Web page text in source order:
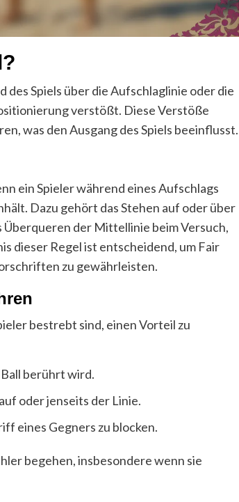
Spiels über die Aufschlaglinie oder die
verstößt. Diese Verstöße
was den Ausgang des Spiels beeinflusst.
ein Spieler während eines Aufschlags
Dazu gehört das Stehen auf oder über
Überqueren der Mittellinie beim Versuch,
dieser Regel ist entscheidend, um Fair
zu gewährleisten.
bestrebt sind, einen Vorteil zu
berührt wird.
oder jenseits der Linie.
eines Gegners zu blocken.
begehen, insbesondere wenn sie